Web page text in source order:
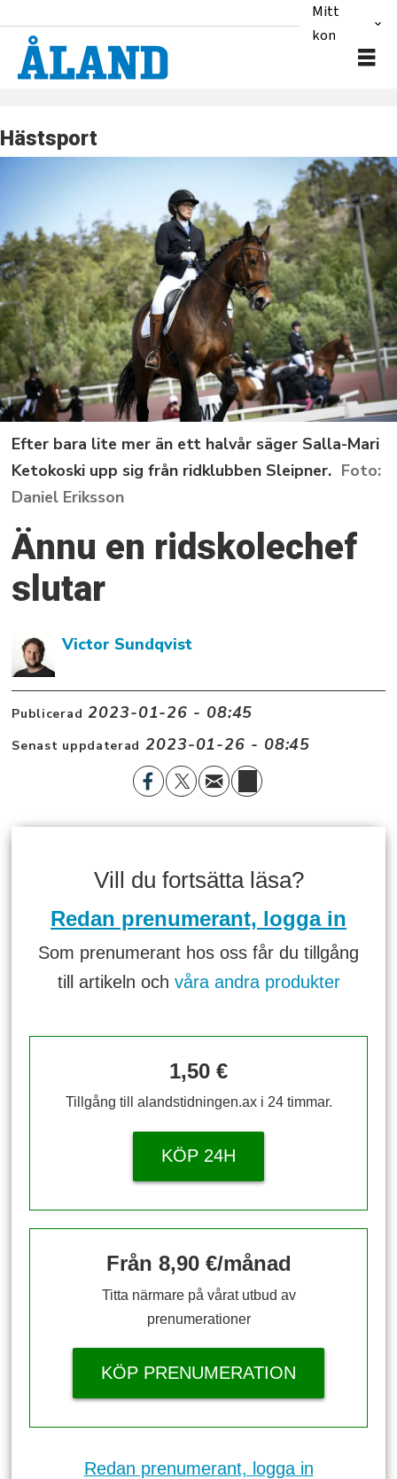
Mitt
konto
Hästsport
Efter bara lite mer än ett halvår säger Salla-Mari
Ketokoski upp sig från ridklubben Sleipner.
Daniel Eriksson
Ännu en ridskolechef
slutar
Victor Sundqvist
Publicerad 2023-01-26 - 08:45
Senast uppdaterad 2023-01-26 - 08:45
Vill du fortsätta läsa?
Redan prenumerant, logga in
Som prenumerant hos oss får du tillgång
till artikeln och våra andra produkter
1,50 €
Tillgång till alandstidningen.ax i 24 timmar.
KÖP 24H
Från 8,90 €/månad
Titta närmare på vårat utbud av
prenumerationer
KÖP PRENUMERATION
Redan prenumerant, logga in